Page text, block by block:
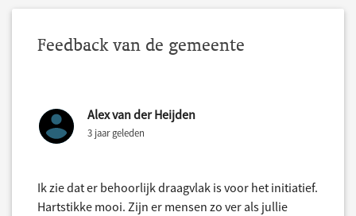
Feedback van de gemeente
Alex van der Heijden
3 jaar geleden
Ik zie dat er behoorlijk draagvlak is voor het initiatief.
Hartstikke mooi. Zijn er mensen zo ver als jullie